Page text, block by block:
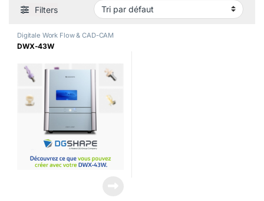
Filters
Digitale Work Flow & CAD-CAM
DWX-43W